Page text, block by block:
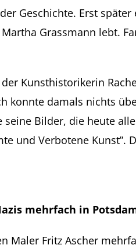
Geschichte. Erst
Grassmann lebt.
Kunsthistorikerin
konnte damals nichts
Bilder, die heute
und Verbotene
mehrfach in
Maler Fritz Ascher